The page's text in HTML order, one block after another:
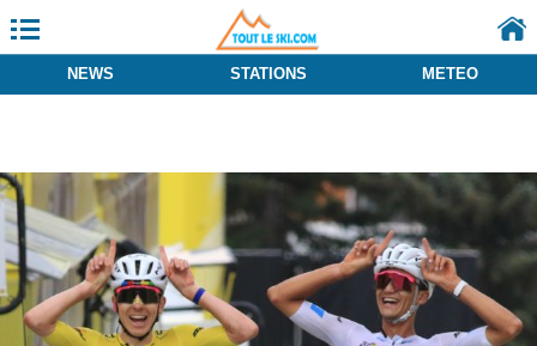
NEWS STATIONS METEO
Notification lors de la collecte
Vos choix en matière de confidentialité